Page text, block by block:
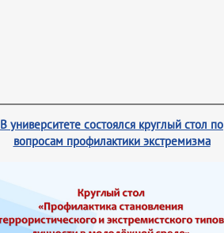
В университете состоялся круглый стол по
вопросам профилактики экстремизма